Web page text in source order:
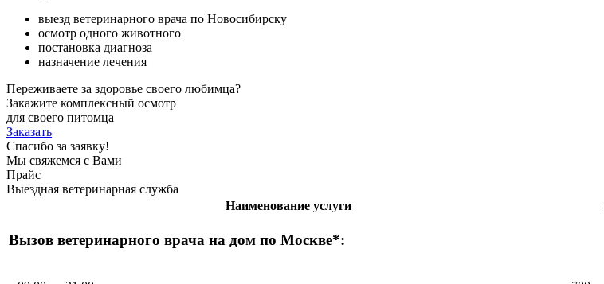
выезд ветеринарного врача по Новосибирску
осмотр одного животного
постановка диагноза
назначение лечения
Переживаете за здоровье своего любимца?
Закажите комплексный осмотр
для своего питомца
Заказать
Спасибо за заявку!
Мы свяжемся с Вами
Прайс
Выездная ветеринарная служба
Наименование услуги
Вызов ветеринарного врача на дом по Москве*: